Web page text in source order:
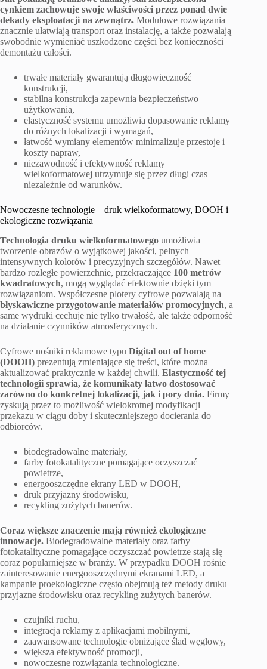
cynkiem zachowuje swoje właściwości przez ponad dwie
dekady eksploatacji na zewnątrz. Modułowe rozwiązania
znacznie ułatwiają transport oraz instalację, a także pozwalają
swobodnie wymieniać uszkodzone części bez konieczności
demontażu całości.
trwałe materiały gwarantują długowieczność
konstrukcji,
stabilna konstrukcja zapewnia bezpieczeństwo
użytkowania,
elastyczność systemu umożliwia dopasowanie reklamy
do różnych lokalizacji i wymagań,
łatwość wymiany elementów minimalizuje przestoje i
koszty napraw,
niezawodność i efektywność reklamy
wielkoformatowej utrzymuje się przez długi czas
niezależnie od warunków.
Nowoczesne technologie – druk wielkoformatowy, DOOH i
ekologiczne rozwiązania
Technologia druku wielkoformatowego umożliwia
tworzenie obrazów o wyjątkowej jakości, pełnych
intensywnych kolorów i precyzyjnych szczegółów. Nawet
bardzo rozległe powierzchnie, przekraczające 100 metrów
kwadratowych, mogą wyglądać efektownie dzięki tym
rozwiązaniom. Współczesne plotery cyfrowe pozwalają na
błyskawiczne przygotowanie materiałów promocyjnych, a
same wydruki cechuje nie tylko trwałość, ale także odporność
na działanie czynników atmosferycznych.
Cyfrowe nośniki reklamowe typu Digital out of home
(DOOH) prezentują zmieniające się treści, które można
aktualizować praktycznie w każdej chwili. Elastyczność tej
technologii sprawia, że komunikaty łatwo dostosować
zarówno do konkretnej lokalizacji, jak i pory dnia. Firmy
zyskują przez to możliwość wielokrotnej modyfikacji
przekazu w ciągu doby i skuteczniejszego docierania do
odbiorców.
biodegradowalne materiały,
farby fotokatalityczne pomagające oczyszczać
powietrze,
energooszczędne ekrany LED w DOOH,
druk przyjazny środowisku,
recykling zużytych banerów.
Coraz większe znaczenie mają również ekologiczne
innowacje. Biodegradowalne materiały oraz farby
fotokatalityczne pomagające oczyszczać powietrze stają się
coraz popularniejsze w branży. W przypadku DOOH rośnie
zainteresowanie energooszczędnymi ekranami LED, a
kampanie proekologiczne często obejmują też metody druku
przyjazne środowisku oraz recykling zużytych banerów.
czujniki ruchu,
integracja reklamy z aplikacjami mobilnymi,
zaawansowane technologie obniżające ślad węglowy,
większa efektywność promocji,
nowoczesne rozwiązania technologiczne.